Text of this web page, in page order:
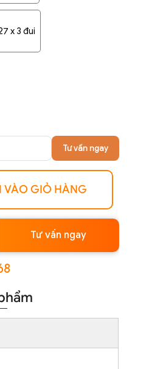
x 3 đui
Tư vấn ngay
VÀO GIỎ HÀNG
Tư vấn ngay